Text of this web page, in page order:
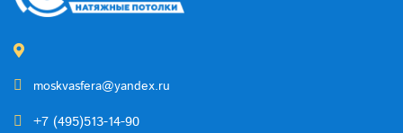
moskvasfera@yandex.ru
+7 (495)513-14-90